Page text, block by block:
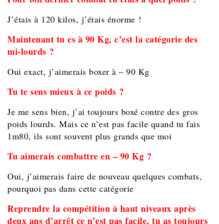
J’étais à 120 kilos, j’étais énorme !
Maintenant tu es à 90 Kg, c’est la catégorie des
mi-lourds ?
Oui exact, j’aimerais boxer à – 90 Kg
Tu te sens mieux à ce poids ?
Je me sens bien, j’ai toujours boxé contre des gros
poids lourds. Mais ce n’est pas facile quand tu fais
1m80, ils sont souvent plus grands que moi
Tu aimerais combattre en – 90 Kg ?
Oui, j’aimerais faire de nouveau quelques combats,
pourquoi pas dans cette catégorie
Reprendre la compétition à haut niveaux après
deux ans d’arrêt ce n’est pas facile, tu as toujours